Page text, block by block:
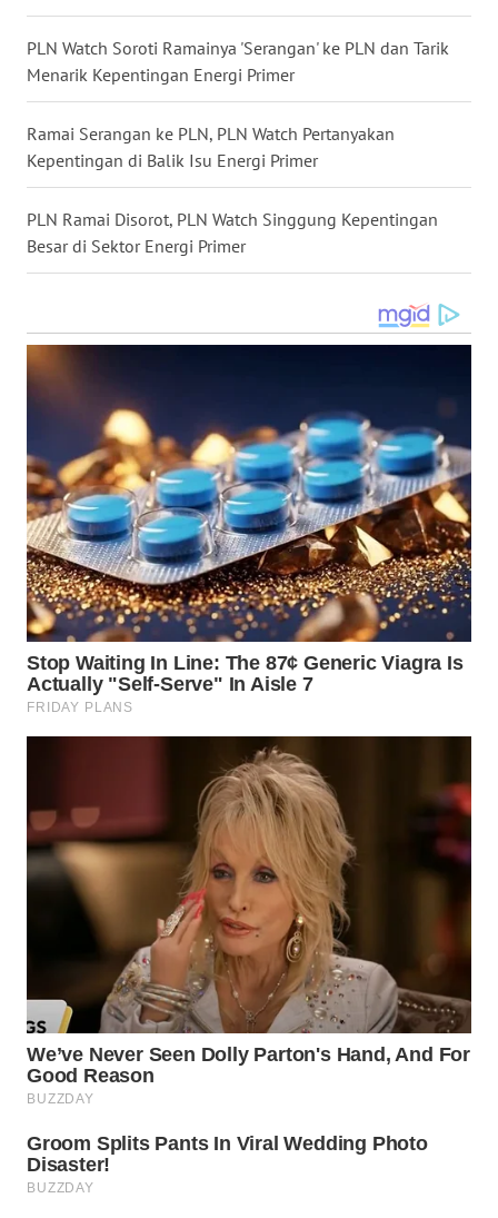
PLN Watch Soroti Ramainya 'Serangan' ke PLN dan Tarik
Menarik Kepentingan Energi Primer
Ramai Serangan ke PLN, PLN Watch Pertanyakan
Kepentingan di Balik Isu Energi Primer
PLN Ramai Disorot, PLN Watch Singgung Kepentingan
Besar di Sektor Energi Primer
WN
KALTARA
WN
KALSEL
WN
GORONTALO
WN
SULUT
WN
MALUKU
WN
MALUT
WN
DANAU
TOBA
WN
LANGKAT
WN
TAPANULI
SELATAN
WN
TANJUNG